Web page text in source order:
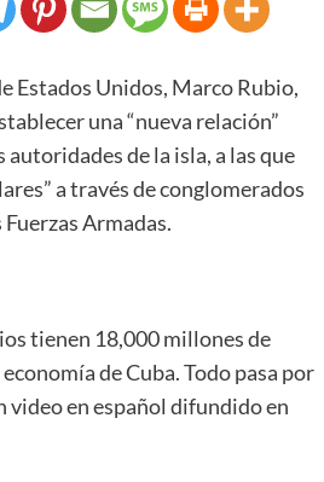
Estados Unidos, Marco Rubio,
una “nueva relación”
de la isla, a las que
a través de conglomerados
Armadas.
tienen 18,000 millones de
de Cuba. Todo pasa por
video en español difundido en